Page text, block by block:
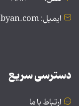
ایمیل: public@tebyan.com
دسترسی سریع
ارتباط با ما